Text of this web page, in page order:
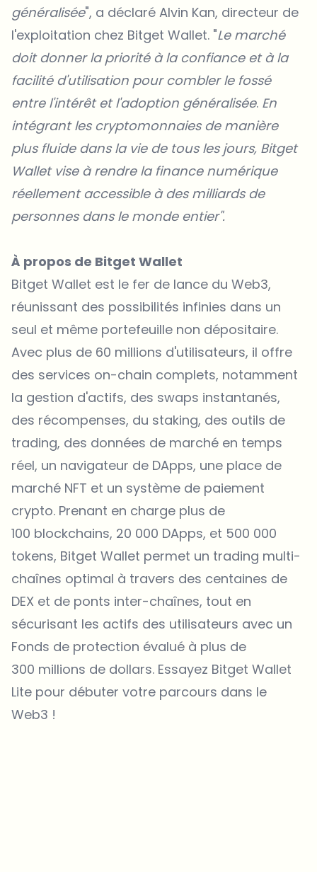
généralisée", a déclaré Alvin Kan, directeur de
l'exploitation chez Bitget Wallet. "Le marché
doit donner la priorité à la confiance et à la
facilité d'utilisation pour combler le fossé
entre l'intérêt et l'adoption généralisée. En
intégrant les cryptomonnaies de manière
plus fluide dans la vie de tous les jours, Bitget
Wallet vise à rendre la finance numérique
réellement accessible à des milliards de
personnes dans le monde entier".
À propos de Bitget Wallet
Bitget Wallet est le fer de lance du Web3,
réunissant des possibilités infinies dans un
seul et même portefeuille non dépositaire.
Avec plus de 60 millions d'utilisateurs, il offre
des services on-chain complets, notamment
la gestion d'actifs, des swaps instantanés,
des récompenses, du staking, des outils de
trading, des données de marché en temps
réel, un navigateur de DApps, une place de
marché NFT et un système de paiement
crypto. Prenant en charge plus de
100 blockchains, 20 000 DApps, et 500 000
tokens, Bitget Wallet permet un trading multi-
chaînes optimal à travers des centaines de
DEX et de ponts inter-chaînes, tout en
sécurisant les actifs des utilisateurs avec un
Fonds de protection évalué à plus de
300 millions de dollars. Essayez Bitget Wallet
Lite pour débuter votre parcours dans le
Web3 !